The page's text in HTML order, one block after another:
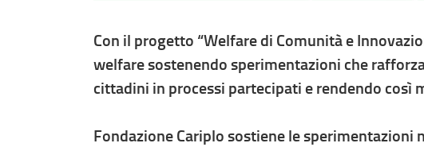
Con il progetto “Welfare di Comunità e
welfare sostenendo sperimentazioni che
cittadini in processi partecipati e rendendo così
Fondazione Cariplo sostiene le sperimentazioni